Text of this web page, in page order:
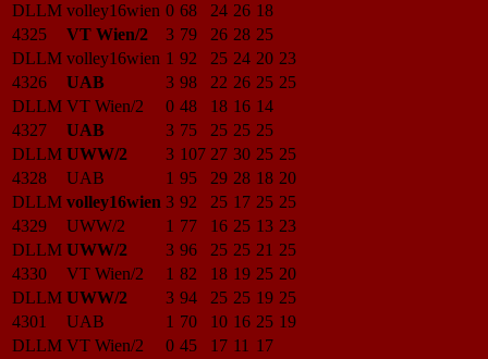
DLLM volley16wien 0 68 24 26 18
4325
VT Wien/2 3 79 26 28 25
DLLM volley16wien 1 92 25 24 20 23
4326
UAB 3 98 22 26 25 25
DLLM VT Wien/2 0 48 18 16 14
4327
UAB 3 75 25 25 25
DLLM UWW/2 3 107 27 30 25 25
4328
UAB 1 95 29 28 18 20
DLLM volley16wien 3 92 25 17 25 25
4329
UWW/2 1 77 16 25 13 23
DLLM UWW/2 3 96 25 25 21 25
4330
VT Wien/2 1 82 18 19 25 20
DLLM UWW/2 3 94 25 25 19 25
4301
UAB 1 70 10 16 25 19
DLLM VT Wien/2 0 45 17 11 17